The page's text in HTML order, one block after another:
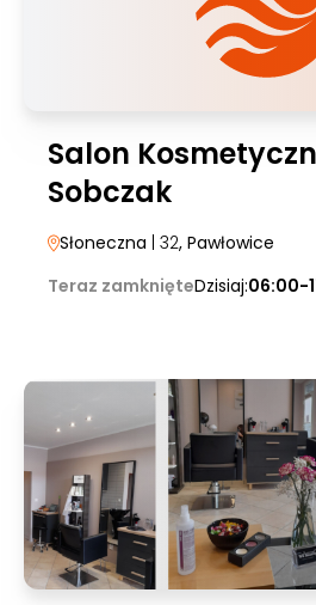
Salon
Sobczak
Słoneczna | 32, Pawłowice
Teraz zamknięteDzisiaj:06:00-